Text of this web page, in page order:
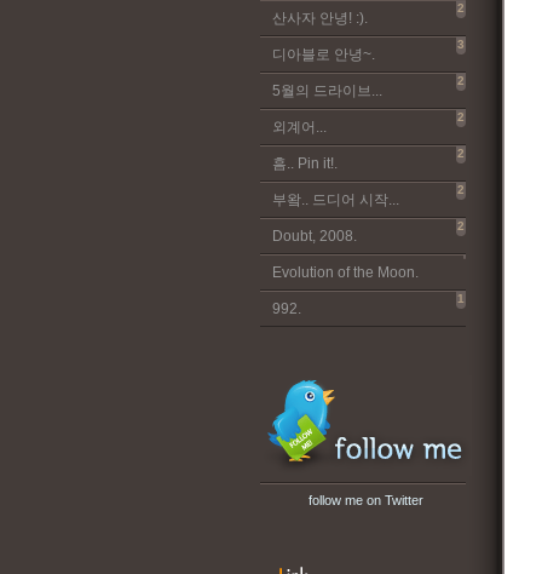
산사자 안녕! :).
2
디아블로 안녕~.
3
5월의 드라이브...
2
외계어...
2
흠.. Pin it!.
2
부왘.. 드디어 시작...
2
Doubt, 2008.
2
Evolution of the Moon.
992.
1
follow me on Twitter